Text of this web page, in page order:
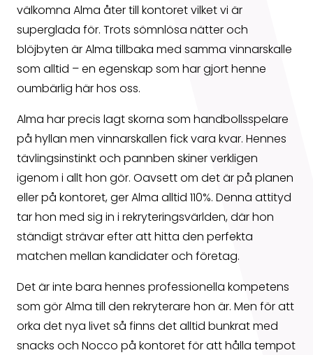
välkomna Alma åter till kontoret vilket vi är
superglada för. Trots sömnlösa nätter och
blöjbyten är Alma tillbaka med samma vinnarskalle
som alltid – en egenskap som har gjort henne
oumbärlig här hos oss.
Alma har precis lagt skorna som handbollsspelare
på hyllan men vinnarskallen fick vara kvar. Hennes
tävlingsinstinkt och pannben skiner verkligen
igenom i allt hon gör. Oavsett om det är på planen
eller på kontoret, ger Alma alltid 110%. Denna attityd
tar hon med sig in i rekryteringsvärlden, där hon
ständigt strävar efter att hitta den perfekta
matchen mellan kandidater och företag.
Det är inte bara hennes professionella kompetens
som gör Alma till den rekryterare hon är. Men för att
orka det nya livet så finns det alltid bunkrat med
snacks och Nocco på kontoret för att hålla tempot